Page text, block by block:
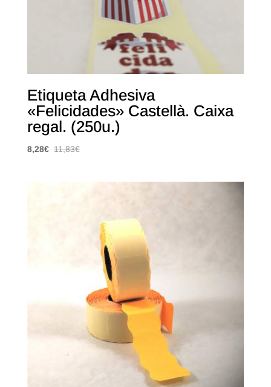
Etiqueta Adhesiva
«Felicidades» Castellà. Caixa
regal. (250u.)
8,28€ 11,83€